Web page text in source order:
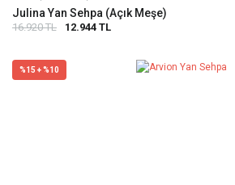
Julina Yan Sehpa (Açık Meşe)
16.920 TL 12.944 TL
%15 + %10